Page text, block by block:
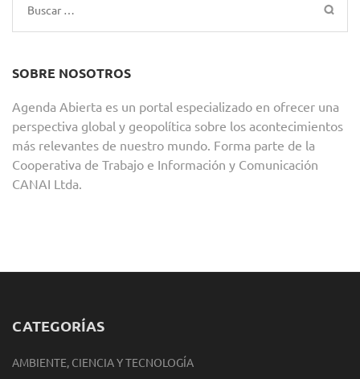
Buscar:
SOBRE NOSOTROS
Agenda Abierta es un portal especializado en ofrecer una
perspectiva global y geopolítica sobre los acontecimientos
más relevantes de nuestro mundo. Forma parte de la
Cooperativa de Trabajo e Información y Comunicación
CANAI Ltda.
CATEGORÍAS
AMBIENTE, CIENCIA Y TECNOLOGÍA